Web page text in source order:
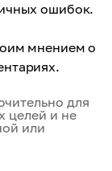
ошибок.
мнением о
для
целей и не
или